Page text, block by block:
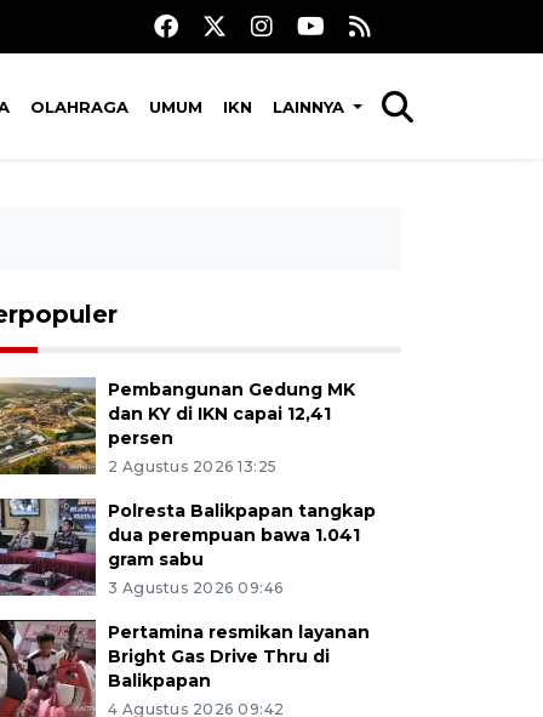
OLAHRAGA UMUM IKN LAINNYA
Pembangunan Gedung MK
dan KY di IKN capai 12,41
persen
2 Agustus 2026 13:25
Polresta Balikpapan tangkap
dua perempuan bawa 1.041
gram sabu
3 Agustus 2026 09:46
Pertamina resmikan layanan
Bright Gas Drive Thru di
Balikpapan
4 Agustus 2026 09:42